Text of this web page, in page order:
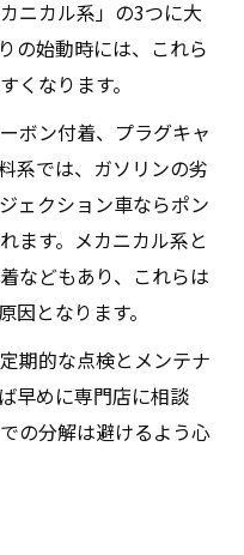
ニカル系」の3つに大
の始動時には、これら
くなります。
ボン付着、プラグキャ
系では、ガソリンの劣
ェクション車ならポン
ます。メカニカル系と
などもあり、これらは
因となります。
期的な点検とメンテナ
早めに専門店に相談
の分解は避けるよう心